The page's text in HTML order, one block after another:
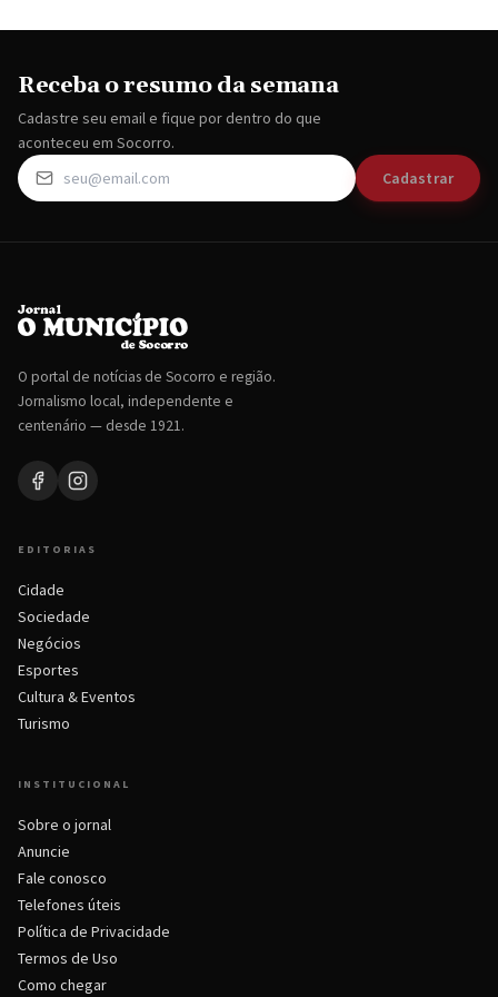
Receba o resumo da semana
Cadastre seu email e fique por dentro do que
aconteceu em Socorro.
Cadastrar
O portal de notícias de Socorro e região.
Jornalismo local, independente e
centenário — desde 1921.
EDITORIAS
Cidade
Sociedade
Negócios
Esportes
Cultura & Eventos
Turismo
INSTITUCIONAL
Sobre o jornal
Anuncie
Fale conosco
Telefones úteis
Política de Privacidade
Termos de Uso
Como chegar